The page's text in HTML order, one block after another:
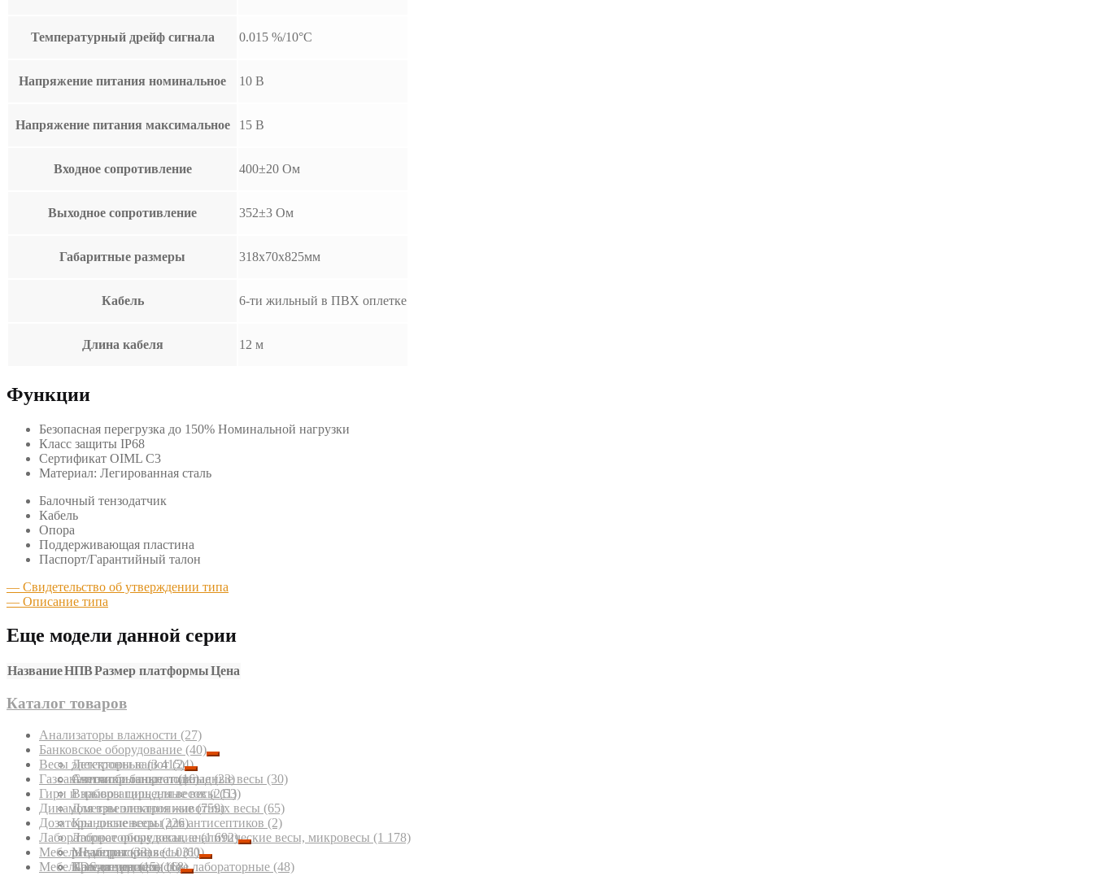
Температурный дрейф сигнала 0.015 %/10°C
Напряжение питания номинальное 10 В
Напряжение питания максимальное 15 В
Входное сопротивление 400±20 Ом
Выходное сопротивление 352±3 Ом
Габаритные размеры 318х70х825мм
Кабель 6-ти жильный в ПВХ оплетке
Длина кабеля 12 м
Функции
Безопасная перегрузка до 150% Номинальной нагрузки
Класс защиты IP68
Сертификат OIML C3
Материал: Легированная сталь
Балочный тензодатчик
Кабель
Опора
Поддерживающая пластина
Паспорт/Гарантийный талон
— Свидетельство об утверждении типа
— Описание типа
Еще модели данной серии
НазваниеНПВРазмер платформыЦена
Каталог товаров
Анализаторы влажности (27)
Банковское оборудование (40)
Детекторы валют(24)
Счетчики банкнот(16)
Весы электронные(3 415)
Автомобильные подкладные весы (30)
Взрывозащищенные весы(53)
Для взвешивания животных весы (65)
Крановые весы(226)
Лабораторные весы, аналитические весы, микровесы (1 178)
Медицинские весы(60)
Паллетные весы(68)
Газоанализаторы портативные(23)
Гири и наборы гирь для весов(211)
Динамометры электронные(759)
Дозаторы диспенсеры для антисептиков (2)
Лабораторное оборудование(1 692)
pH-метры(33)
TDS-метры(15)
Мебель лабораторная(1 031)
Кресла медицинские лабораторные (48)
Мебель медицинская(11)